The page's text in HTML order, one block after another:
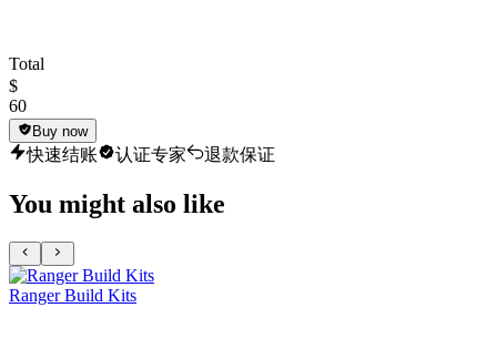
Total
$
60
Buy now
快速结账 认证专家 退款保证
You might also like
Ranger Build Kits